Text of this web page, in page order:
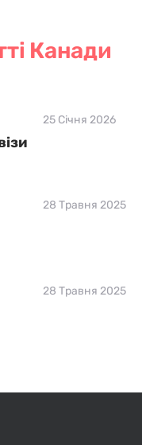
Канади
25 Січня 2026
28 Травня 2025
28 Травня 2025